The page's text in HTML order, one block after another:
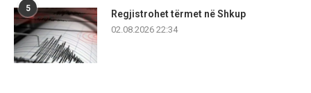
5
Regjistrohet tërmet në Shkup
02.08.2026 22:34